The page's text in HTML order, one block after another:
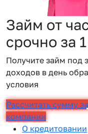
Займ от
срочно за
Получите займ под
доходов в день
условия
Рассчитать сумму
компании
О кредитовании